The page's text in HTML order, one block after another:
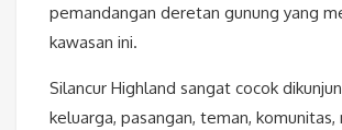
pemandangan deretan gunung yang
kawasan ini.
Silancur Highland sangat cocok
keluarga, pasangan, teman, komunitas,